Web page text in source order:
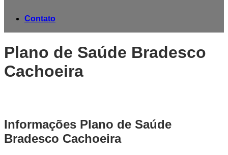
Contato
Plano de Saúde Bradesco
Cachoeira
Informações Plano de Saúde
Bradesco Cachoeira